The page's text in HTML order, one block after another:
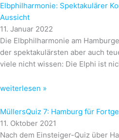
Elbphilharmonie: Spektakulärer
Aussicht
11. Januar 2022
Die Elbphilharmonie am
der spektakulärsten aber auch
viele nicht wissen: Die Elphi ist
weiterlesen »
MüllersQuiz 7: Hamburg für
11. Oktober 2021
Nach dem Einsteiger-Quiz über